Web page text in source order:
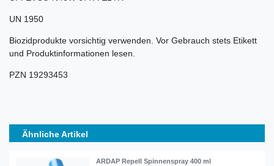
UN 1950
Biozidprodukte vorsichtig verwenden. Vor Gebrauch stets Etikett
und Produktinformationen lesen.
PZN 19293453
Ähnliche Artikel
ARDAP Repell Spinnenspray 400 ml